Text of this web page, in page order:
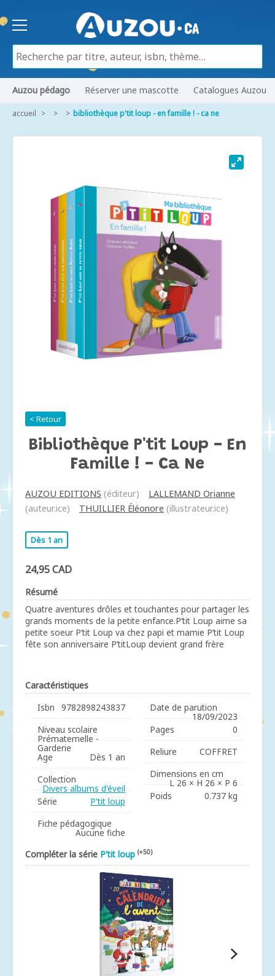
Auzou pédago Réserver une mascotte Catalogues Auzou
accueil bibliothèque p'tit loup - en famille ! - ca ne
< Retour
Bibliothèque P'tit Loup - En
Famille ! - Ca Ne
AUZOU EDITIONS (éditeur)
LALLEMAND Orianne
(auteur.ice)
THUILLIER Éléonore (illustrateur.ice)
Dès 1 an
24,95 CAD
Résumé
Quatre aventures drôles et touchantes pour partager les
grands moments de la petite enfance.P’tit Loup aime sa
petite soeur P’tit Loup va chez papi et mamie P’tit Loup
fête son anniversaire P’titLoup devient grand frère
Caractéristiques
Isbn
9782898243837
Niveau scolaire
Prématernelle -
Garderie
Age
Dès 1 an
Collection
Divers albums d'éveil
Série
P'tit loup
Fiche pédagogique
Aucune fiche
Date de parution
18/09/2023
Pages
0
Reliure
COFFRET
Dimensions en cm
L 26 × H 26 × P 6
Poids
0.737 kg
Compléter la série P'tit loup (+50)